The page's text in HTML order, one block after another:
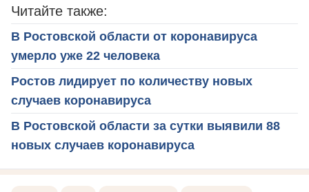
Читайте также:
В Ростовской области от коронавируса
умерло уже 22 человека
Ростов лидирует по количеству новых
случаев коронавируса
В Ростовской области за сутки выявили 88
новых случаев коронавируса